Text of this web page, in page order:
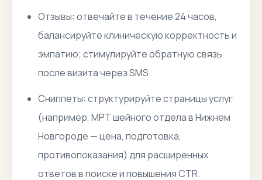
Отзывы: отвечайте в течение 24 часов,
балансируйте клиническую корректность и
эмпатию; стимулируйте обратную связь
после визита через SMS.
Сниппеты: структурируйте страницы услуг
(например, МРТ шейного отдела в Нижнем
Новгороде — цена, подготовка,
противопоказания) для расширенных
ответов в поиске и повышения CTR.